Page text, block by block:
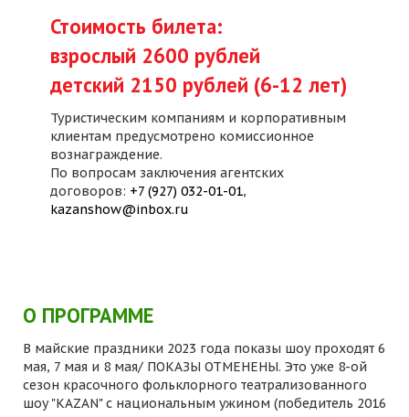
Стоимость билета:
взрослый 2600 рублей
детский 2150 рублей (6-12 лет)
Туристическим компаниям и корпоративным
клиентам предусмотрено комиссионное
вознаграждение.
По вопросам заключения агентских
договоров: +7 (927) 032-01-01,
kazanshow@inbox.ru
О ПРОГРАММЕ
В майские праздники 2023 года показы шоу проходят 6
мая, 7 мая и 8 мая/ ПОКАЗЫ ОТМЕНЕНЫ. Это уже 8-ой
сезон красочного фольклорного театрализованного
шоу "KAZAN" с национальным ужином (победитель 2016